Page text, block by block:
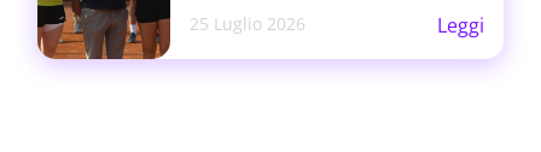
25 Luglio 2026
Leggi